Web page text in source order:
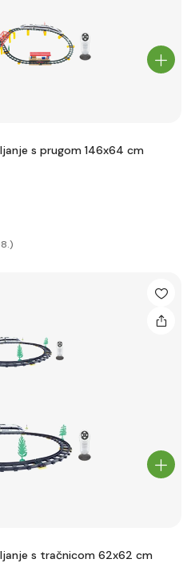
s prugom 146x64 cm
s tračnicom 62x62 cm